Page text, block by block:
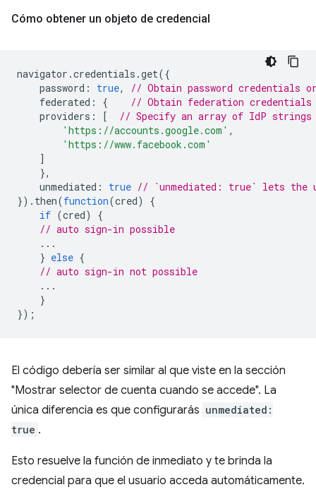
Cómo obtener un objeto de credencial
navigator .credentials .get({
password : true,
// Obtain password credentials
federated : {
// Obtain federation
providers : [
// Specify an array of IdP strings
'https://accounts.google.com' ,
'https://www.facebook.com'
]
},
unmediated : true // `unmediated: true` lets the
}). then(function(cred)
{
if (cred)
{
// auto sign-in possible
...
} else {
// auto sign-in not possible
...
}
});
El código debería ser similar al que viste en la sección
"Mostrar selector de cuenta cuando se accede". La
única diferencia es que configurarás unmediated:
true .
Esto resuelve la función de inmediato y te brinda la
credencial para que el usuario acceda automáticamente.